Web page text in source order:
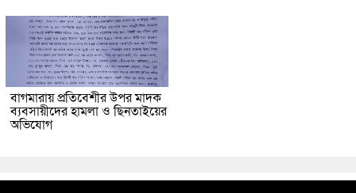
বাগমারায় প্রতিবেশীর উপর মাদক
ব্যবসায়ীদের হামলা ও ছিনতাইয়ের
অভিযোগ